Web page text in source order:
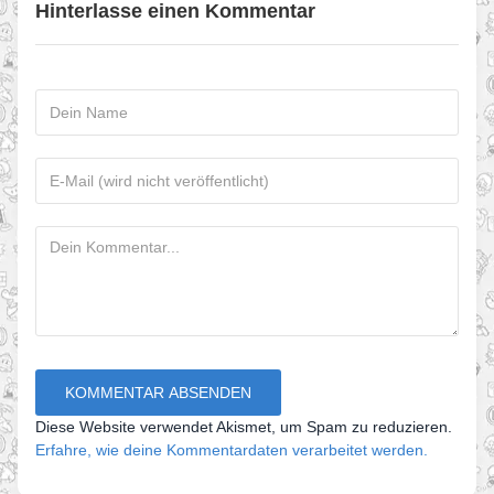
Hinterlasse einen Kommentar
Diese Website verwendet Akismet, um Spam zu reduzieren.
Erfahre, wie deine Kommentardaten verarbeitet werden.